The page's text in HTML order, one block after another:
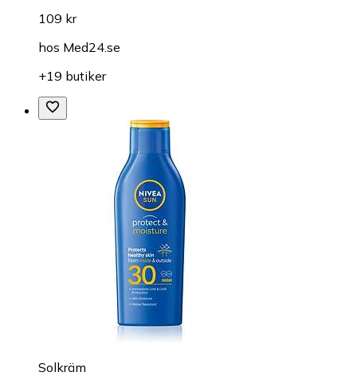
109 kr
hos Med24.se
+19 butiker
Solkräm